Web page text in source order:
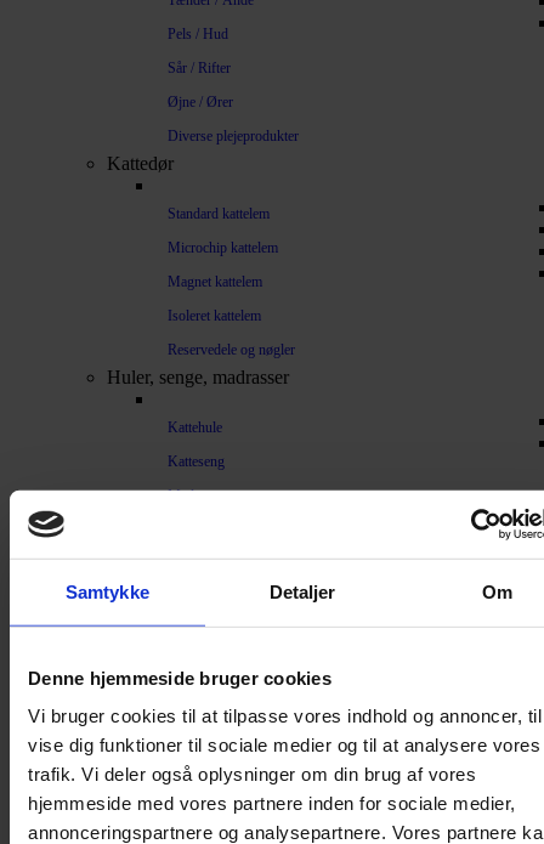
Samtykke Detaljer Om
Denne hjemmeside bruger cookies
Vi bruger cookies til at tilpasse vores indhold og annoncer,
vise dig funktioner til sociale medier og til at analysere vores
trafik. Vi deler også oplysninger om din brug af vores
hjemmeside med vores partnere inden for sociale medier,
annonceringspartnere og analysepartnere. Vores partnere
Pels / Hud
Sår / Rifter
Øjne / Ører
Diverse plejeprodukter
Kattedør
Standard kattelem
Microchip kattelem
Magnet kattelem
Isoleret kattelem
Reservedele og nøgler
Huler, senge, madrasser
Kattehule
Katteseng
Madrasser
Halsbånd og seler
Halsbånd
Halsbånd med lys
Seler / Liner
Kattetegn
Kattetoilet